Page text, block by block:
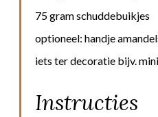
75 gram schuddebuikjes
optioneel: handje
iets ter decoratie bijv.
Instructies